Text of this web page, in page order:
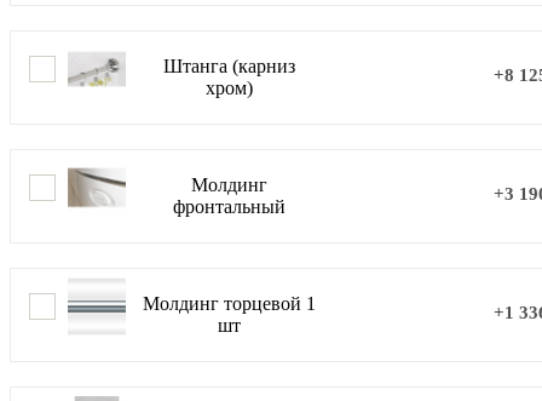
Штанга (карниз
хром)
+8
Молдинг
фронтальный
+3
Молдинг торцевой 1
шт
+1